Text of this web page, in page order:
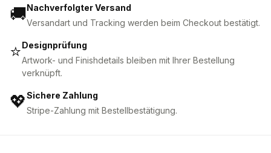
🚚Nachverfolgter Versand
Versandart und Tracking werden beim Checkout bestätigt.
⭐Designprüfung
Artwork- und Finishdetails bleiben mit Ihrer Bestellung
verknüpft.
💖Sichere Zahlung
Stripe-Zahlung mit Bestellbestätigung.